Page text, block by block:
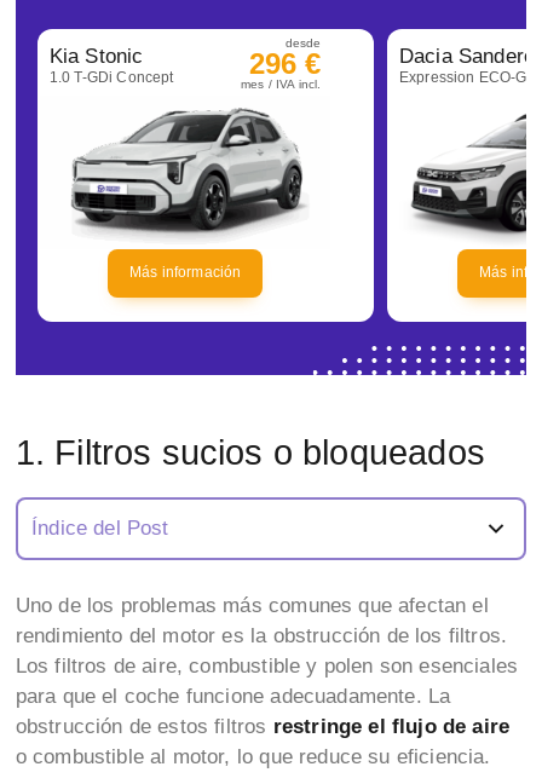
Kia Stonic
1.0 T-GDi Concept
desde
296 €
mes / IVA incl.
Más información Más
1. Filtros sucios o bloqueados
Índice del Post
Uno de los problemas más comunes que afectan el
rendimiento del motor es la obstrucción de los filtros.
Los filtros de aire, combustible y polen son esenciales
para que el coche funcione adecuadamente. La
obstrucción de estos filtros restringe el flujo de aire
o combustible al motor, lo que reduce su eficiencia.